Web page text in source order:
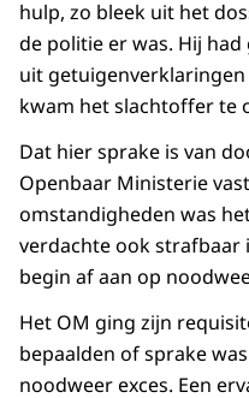
hulp, zo bleek uit het
de politie er was. Hij
uit
kwam het slachtoffer te
Dat hier sprake is van
Openbaar Ministerie
omstandigheden was
verdachte ook strafbaar
begin af aan op
Het OM ging zijn
bepaalden of sprake
noodweer exces. Een